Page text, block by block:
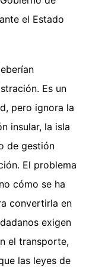
el Estado
Es un
pero ignora la
insular, la isla
de gestión
El problema
cómo se ha
convertirla en
exigen
el transporte,
las leyes de